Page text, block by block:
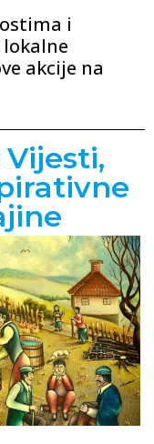
i
akcije na